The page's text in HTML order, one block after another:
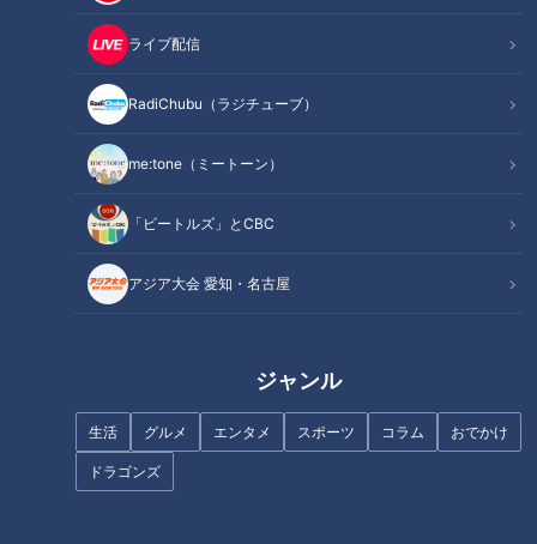
ライブ配信
RadiChubu（ラジチューブ）
me:tone（ミートーン）
「ビートルズ」とCBC
アジア大会 愛知・名古屋
ジャンル
生活 グルメ エンタメ スポーツ コラム おでかけ
ドラゴンズ
『告知』小澤征悦 （スジナ
『却下さん』野間口徹 （スジ
『教師失格』山本浩司（スジナ
『僕とクリスとお義父さん』安
田顕（スジナシ）
『知らなくていいこと』高梨臨
（スジナシ）
『星がきれいだ』浅野和之（ス